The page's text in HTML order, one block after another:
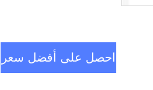
احصل على أفضل سعر